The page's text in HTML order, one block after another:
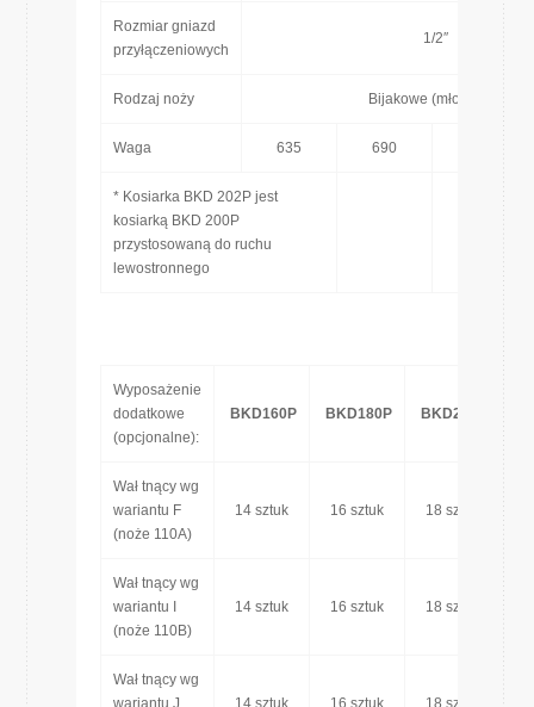
Rozmiar gniazd
przyłączeniowych
1/2″
Rodzaj noży Bijakowe (młotkowe)
Waga 635 690
* Kosiarka BKD 202P jest
kosiarką BKD 200P
przystosowaną do ruchu
lewostronnego
Wyposażenie
dodatkowe
(opcjonalne):
BKD160P BKD180P BKD200P
Wał tnący wg
wariantu F
(noże 110A)
14 sztuk 16 sztuk 18 sztuk
Wał tnący wg
wariantu I
(noże 110B)
14 sztuk 16 sztuk 18 sztuk
Wał tnący wg
wariantu J
14 sztuk 16 sztuk 18 sztuk